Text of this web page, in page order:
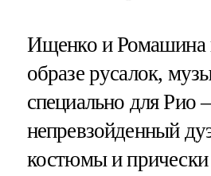
Ищенко и Ромашина
образе русалок,
специально для Рио
непревзойденный
костюмы и